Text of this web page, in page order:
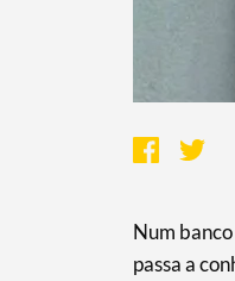
Num
passa a